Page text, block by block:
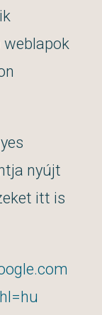
weblapok
nyújt
itt is